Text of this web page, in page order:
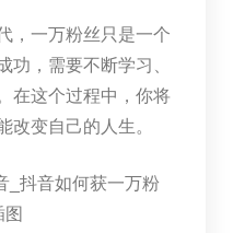
，一万粉丝只是一个
功，需要不断学习、
在这个过程中，你将
改变自己的人生。